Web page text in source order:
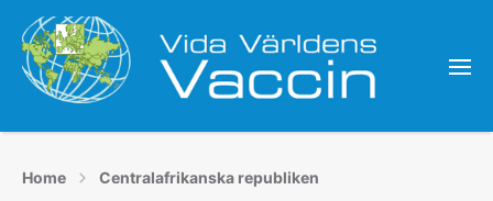
Home Centralafrikanska republiken